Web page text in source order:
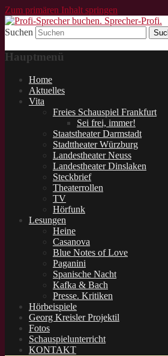
Zum primären Inhalt springen
Profi-Sprecher
Sprecher-Profi.
Schauspieler und
Suchen
Hauptmenü
Home
Aktuelles
Vita
Freies Schauspiel Frankfurt
Sei frei, immer!
Staatstheater Darmstadt
Stadttheater Würzburg
Landestheater Neuss
Landestheater Dinslaken
Steckbrief
Theaterrollen
TV
Hörfunk
Lesungen
Heine
Casanova
Blue Notes of Love
Paganini
Spanische Nacht
Kafka & Bach
Presse. Kritiken
Hörbeispiele
Georg Kreisler Projektil
Fotos
Schauspielunterricht
KONTAKT